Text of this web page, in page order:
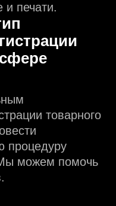
и печати.
товарного
процедуру
можем помочь